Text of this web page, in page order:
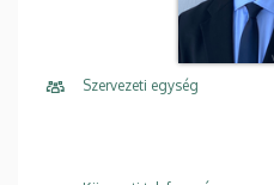
Szervezeti egység